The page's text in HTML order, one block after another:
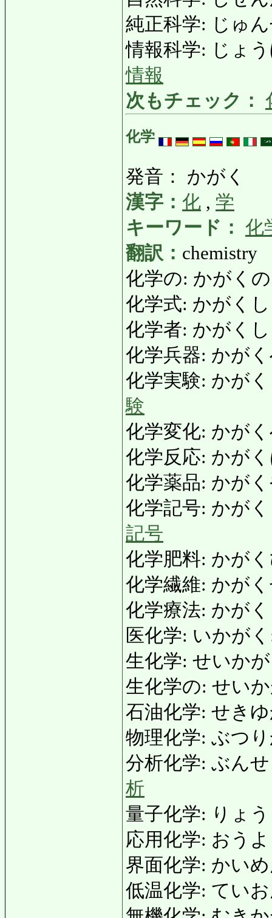
純正科学: じゅ
情報科学: じょ
情報
次もチェック：
化学
発音： かがく
漢字： 化 , 学
キーワード： 化
翻訳： chemistry
化学の: かがく
化学式: かがく
化学者: かがく
化学兵器: かが
化学実験: かが
験
化学変化: かが
化学反応: かが
化学薬品: かが
化学記号: かがく
記号
化学肥料: かが
化学繊維: かが
化学療法: かが
医化学: いかが
生化学: せいか
生化学の: せい
石油化学: せき
物理化学: ぶつ
分析化学: ぶん
析
量子化学: りょ
応用化学: おう
界面化学: かい
低温化学: てい